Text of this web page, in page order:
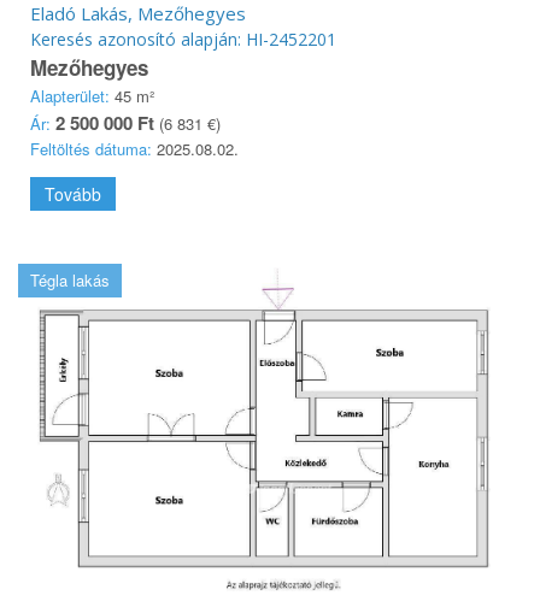
Eladó Lakás, Mezőhegyes
Keresés azonosító alapján: HI-2452201
Mezőhegyes
Alapterület: 45 m²
Ár: 2 500 000 Ft (6 831 €)
Feltöltés dátuma: 2025.08.02.
Tovább
Tégla lakás